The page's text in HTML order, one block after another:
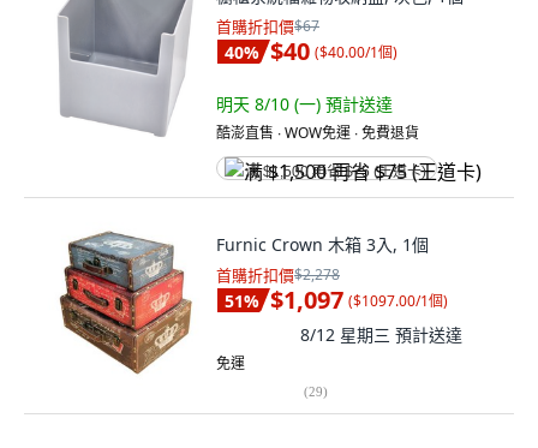
首購折扣價$67
40% $40 ($40.00/1個)
明天 8/10 (一) 預計送達
酷澎直售 ∙ WOW免運 ∙ 免費退貨
满 $1,500 再省 $75 (王道卡)
Furnic Crown 木箱 3入, 1個
首購折扣價$2,278
51% $1,097 ($1097.00/1個)
8/12 星期三 預計送達
免運
(29)